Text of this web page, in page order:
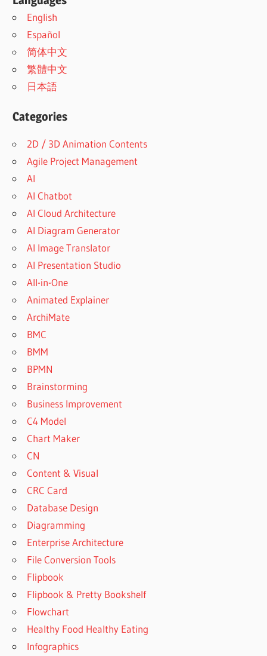
English
Español
简体中文
繁體中文
日本語
Categories
2D / 3D Animation Contents
Agile Project Management
AI
AI Chatbot
AI Cloud Architecture
AI Diagram Generator
AI Image Translator
AI Presentation Studio
All-in-One
Animated Explainer
ArchiMate
BMC
BMM
BPMN
Brainstorming
Business Improvement
C4 Model
Chart Maker
CN
Content & Visual
CRC Card
Database Design
Diagramming
Enterprise Architecture
File Conversion Tools
Flipbook
Flipbook & Pretty Bookshelf
Flowchart
Healthy Food Healthy Eating
Infographics